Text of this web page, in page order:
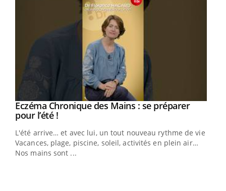
Youtube
Eczéma Chronique des Mains : se préparer
pour l’été !Youtube
L'été arrive… et avec lui, un tout nouveau rythme de vie !
Vacances, plage, piscine, soleil, activités en plein air…
Nos mains sont ...